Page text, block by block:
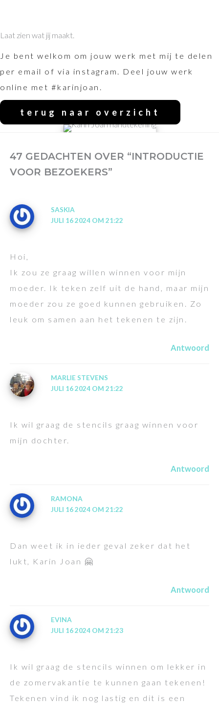
Laat zien wat jij maakt.
Je bent welkom om jouw werk met mij te delen
per email of via instagram. Deel jouw werk
online met #karinjoan.
terug naar overzicht
47 GEDACHTEN OVER “INTRODUCTIE
VOOR BEZOEKERS”
SASKIA
JULI 16 2024 OM 21:22
Hoi,
Ik zou ze graag willen winnen voor mijn
moeder. Ik teken zelf uit de hand, maar mijn
moeder zou ze goed kunnen gebruiken. Zo
leuk om samen aan het tekenen te zijn.
Antwoord
MARLIE STEVENS
JULI 16 2024 OM 21:22
Ik wil graag de stencils graag winnen voor
mijn dochter.
Antwoord
RAMONA
JULI 16 2024 OM 21:22
Dan weet ik in ieder geval zeker dat het
lukt, Karin Joan 🤗
Antwoord
EVINA
JULI 16 2024 OM 21:23
Ik wil graag de stencils winnen om lekker in
de zomervakantie te kunnen gaan tekenen!
Tekenen vind ik nog lastig en dit is een